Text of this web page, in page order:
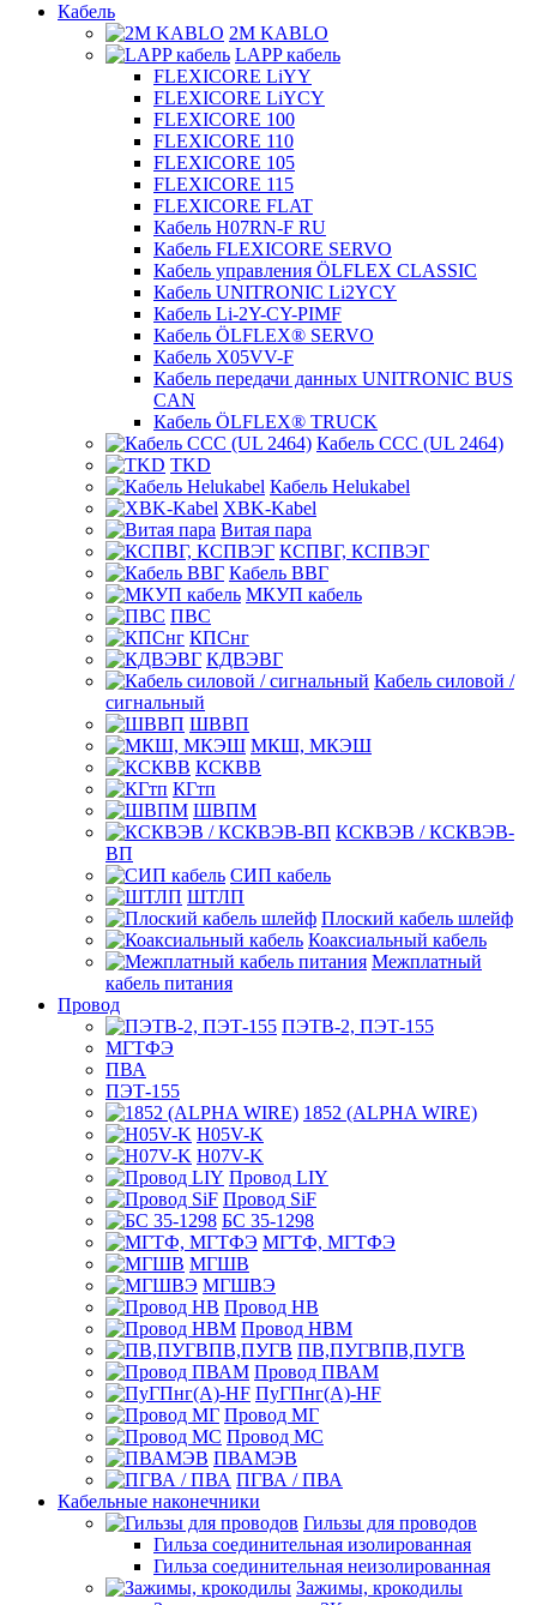
Кабель
2M KABLO
LAPP кабель
FLEXICORE LiYY
FLEXICORE LiYCY
FLEXICORE 100
FLEXICORE 110
FLEXICORE 105
FLEXICORE 115
FLEXICORE FLAT
Кабель H07RN-F RU
Кабель FLEXICORE SERVO
Кабель управления ÖLFLEX CLASSIC
Кабель UNITRONIC Li2YCY
Кабель Li-2Y-CY-PIMF
Кабель ÖLFLEX® SERVO
Кабель X05VV-F
Кабель передачи данных UNITRONIC BUS
CAN
Кабель ÖLFLEX® TRUCK
Кабель CCC (UL 2464)
TKD
Кабель Helukabel
XBK-Kabel
Витая пара
КСПВГ, КСПВЭГ
Кабель ВВГ
МКУП кабель
ПВС
КПСнг
КДВЭВГ
Кабель силовой /
сигнальный
ШВВП
МКШ, МКЭШ
КСКВВ
КГтп
ШВПМ
КСКВЭВ / КСКВЭВ-
ВП
СИП кабель
ШТЛП
Плоский кабель шлейф
Коаксиальный кабель
Межплатный
кабель питания
Провод
ПЭТВ-2, ПЭТ-155
МГТФЭ
ПВА
ПЭТ-155
1852 (ALPHA WIRE)
H05V-K
H07V-K
Провод LIY
Провод SiF
БС 35-1298
МГТФ, МГТФЭ
МГШВ
МГШВЭ
Провод НВ
Провод НВМ
ПВ,ПУГВПВ,ПУГВ
Провод ПВАМ
ПуГПнг(A)-HF
Провод МГ
Провод МС
ПВАМЭВ
ПГВА / ПВА
Кабельные наконечники
Гильзы для проводов
Гильза соединительная изолированная
Гильза соединительная неизолированная
Зажимы, крокодилы